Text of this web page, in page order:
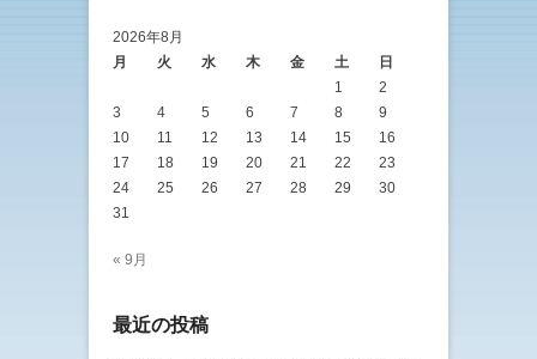
2026年8月
月
火 水 木 金 土
日
1
2
3
4 5 6 7 8
9
10
11 12 13 14 15
16
17
18 19 20 21 22
23
24
25 26 27 28 29
30
31
« 9月
最近の投稿